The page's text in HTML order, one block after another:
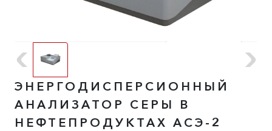
ЭНЕРГОДИСПЕРСИОННЫЙ
АНАЛИЗАТОР СЕРЫ В
НЕФТЕПРОДУКТАХ АСЭ-2